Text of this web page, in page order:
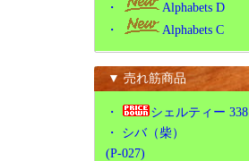
・
Alphabets D
・
Alphabets C
▼ 売れ筋商品
・
シェルティー 338
・ シバ（柴）
(P-027)